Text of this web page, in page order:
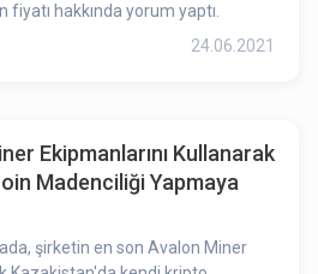
hakkında yorum yaptı.
24.06.2021
Ekipmanlarını Kullanarak
Madenciliği Yapmaya
şirketin en son Avalon Miner